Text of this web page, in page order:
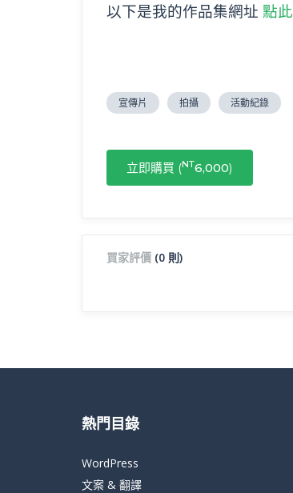
以下是我的作品集網址 點此
宣傳片 拍攝 活動紀錄
立即購買 (NT6,000)
買家評價 (0 則)
熱門目錄
WordPress
文案 & 翻譯